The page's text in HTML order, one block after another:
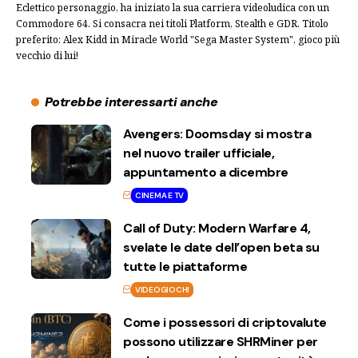
Eclettico personaggio, ha iniziato la sua carriera videoludica con un
Commodore 64. Si consacra nei titoli Platform, Stealth e GDR. Titolo
preferito: Alex Kidd in Miracle World "Sega Master System", gioco più
vecchio di lui!
Potrebbe interessarti anche
Avengers: Doomsday si mostra
nel nuovo trailer ufficiale,
appuntamento a dicembre
CINEMA E TV
Call of Duty: Modern Warfare 4,
svelate le date dell’open beta su
tutte le piattaforme
VIDEOGIOCHI
Come i possessori di criptovalute
possono utilizzare SHRMiner per